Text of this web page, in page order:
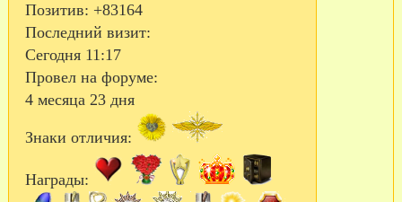
Позитив: +83164
Последний визит:
Сегодня 11:17
Провел на форуме:
4 месяца 23 дня
Знаки отличия:
Награды: